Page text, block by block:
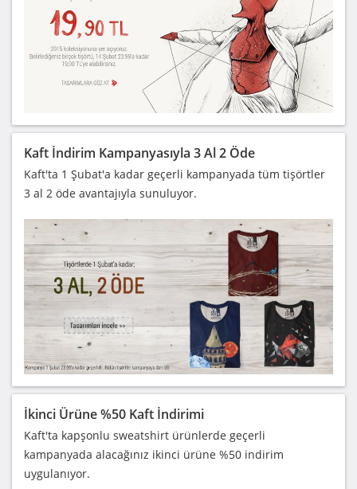
Kaft İndirim Kampanyasıyla 3 Al 2 Öde
Kaft'ta 1 Şubat'a kadar geçerli kampanyada tüm tişörtler
3 al 2 öde avantajıyla sunuluyor.
İkinci Ürüne %50 Kaft İndirimi
Kaft'ta kapşonlu sweatshirt ürünlerde geçerli
kampanyada alacağınız ikinci ürüne %50 indirim
uygulanıyor.